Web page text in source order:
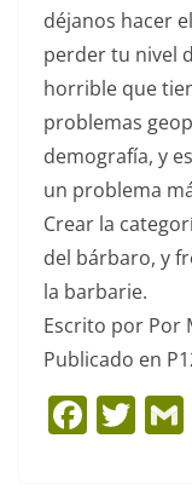
déjanos hacer
perder tu nivel
horrible que
problemas
demografía, y
un problema
Crear la
del bárbaro, y
la barbarie.
Escrito por Por
Publicado en
F T